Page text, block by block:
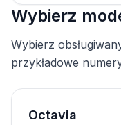
Wybierz
Wybierz
przykładowe
Octavia